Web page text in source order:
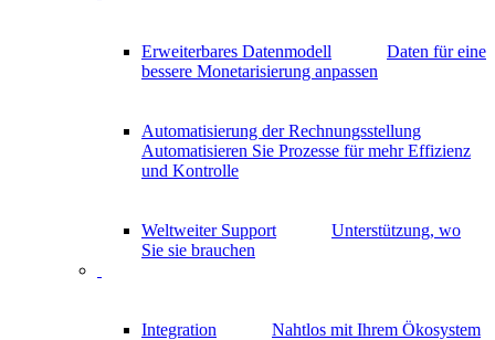
Erweiterbares Datenmodell
Daten für eine
bessere Monetarisierung anpassen
Automatisierung der Rechnungsstellung
Automatisieren Sie Prozesse für mehr Effizienz
und Kontrolle
Weltweiter Support
Unterstützung, wo
Sie sie brauchen
Integration
Nahtlos mit Ihrem Ökosystem